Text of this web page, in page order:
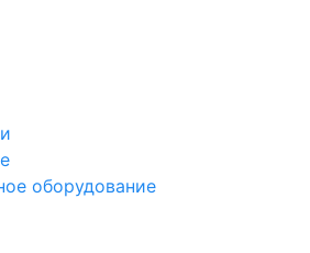
оборудование